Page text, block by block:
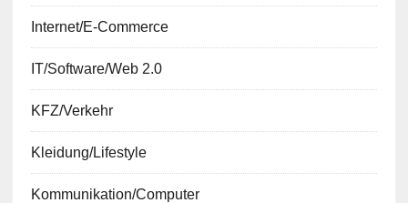
Internet/E-Commerce
IT/Software/Web 2.0
KFZ/Verkehr
Kleidung/Lifestyle
Kommunikation/Computer